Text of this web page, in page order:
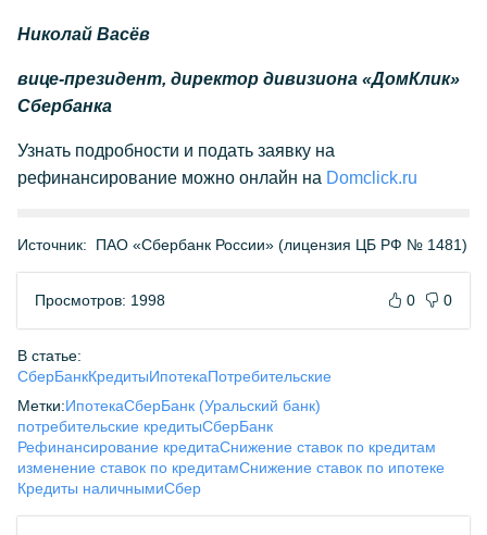
Николай Васёв
вице-президент, директор дивизиона «ДомКлик»
Сбербанка
Узнать подробности и подать заявку на
рефинансирование можно онлайн на Domclick.ru
Источник: ПАО «Сбербанк России» (лицензия ЦБ РФ № 1481)
Просмотров: 1998 0 0
В статье:
СберБанкКредитыИпотекаПотребительские
Метки:ИпотекаСберБанк (Уральский банк)
потребительские кредитыСберБанк
Рефинансирование кредитаСнижение ставок по кредитам
изменение ставок по кредитамСнижение ставок по ипотеке
Кредиты наличнымиСбер